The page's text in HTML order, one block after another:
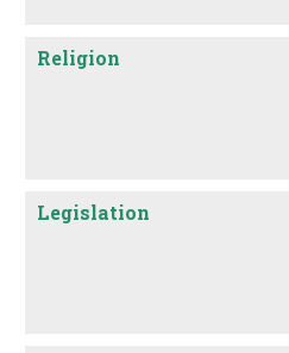
Religion
Legislation